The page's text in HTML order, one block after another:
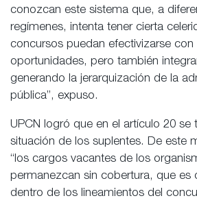
conozcan este sistema que, a
regímenes, intenta tener cierta
concursos puedan efectivizarse
oportunidades, pero también
generando la jerarquización de la
pública”, expuso.
UPCN logró que en el artículo 20 se
situación de los suplentes. De este
“los cargos vacantes de los
permanezcan sin cobertura, que es
dentro de los lineamientos del